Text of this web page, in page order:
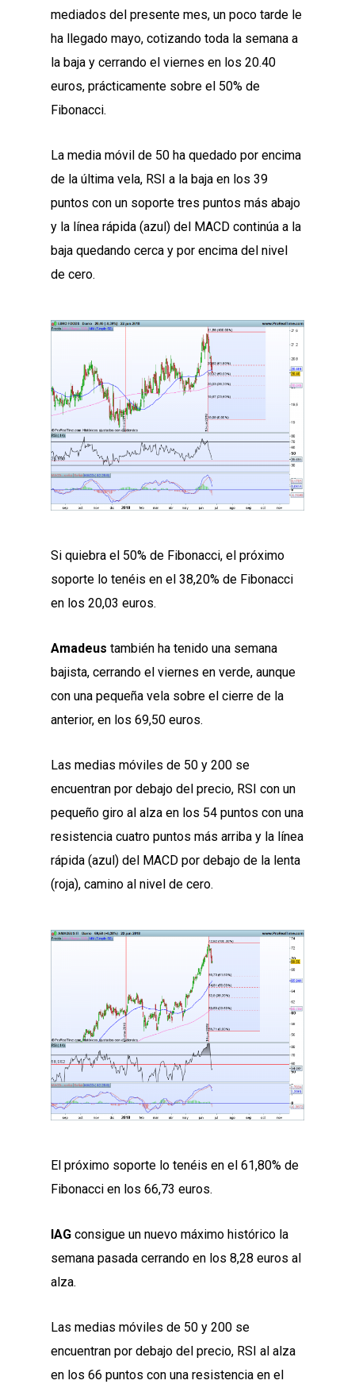
mediados del presente mes, un poco tarde le
ha llegado mayo, cotizando toda la semana a
la baja y cerrando el viernes en los 20.40
euros, prácticamente sobre el 50% de
Fibonacci.
La media móvil de 50 ha quedado por encima
de la última vela, RSI a la baja en los 39
puntos con un soporte tres puntos más abajo
y la línea rápida (azul) del MACD continúa a la
baja quedando cerca y por encima del nivel
de cero.
Si quiebra el 50% de Fibonacci, el próximo
soporte lo tenéis en el 38,20% de Fibonacci
en los 20,03 euros.
Amadeus también ha tenido una semana
bajista, cerrando el viernes en verde, aunque
con una pequeña vela sobre el cierre de la
anterior, en los 69,50 euros.
Las medias móviles de 50 y 200 se
encuentran por debajo del precio, RSI con un
pequeño giro al alza en los 54 puntos con una
resistencia cuatro puntos más arriba y la línea
rápida (azul) del MACD por debajo de la lenta
(roja), camino al nivel de cero.
El próximo soporte lo tenéis en el 61,80% de
Fibonacci en los 66,73 euros.
IAG consigue un nuevo máximo histórico la
semana pasada cerrando en los 8,28 euros al
alza.
Las medias móviles de 50 y 200 se
encuentran por debajo del precio, RSI al alza
en los 66 puntos con una resistencia en el